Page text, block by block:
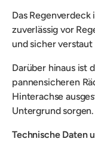
Das
zuverlässig vor
und sicher verstaut
Darüber hinaus ist
pannensicheren
Hinterachse
Untergrund sorgen.
Technische Daten